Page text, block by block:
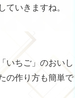
ていきますね。
いちご」のおいし
の作り方も簡単で